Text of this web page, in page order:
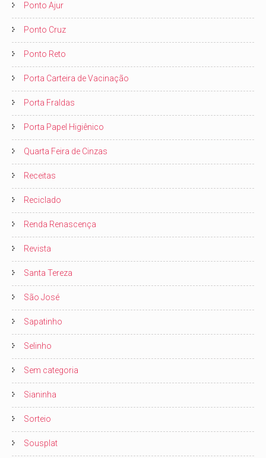
Ponto Ajur
Ponto Cruz
Ponto Reto
Porta Carteira de Vacinação
Porta Fraldas
Porta Papel Higiênico
Quarta Feira de Cinzas
Receitas
Reciclado
Renda Renascença
Revista
Santa Tereza
São José
Sapatinho
Selinho
Sem categoria
Sianinha
Sorteio
Sousplat